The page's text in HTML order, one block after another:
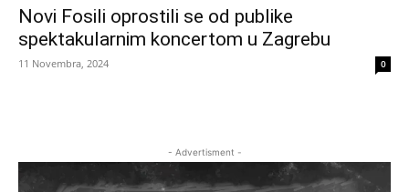
Novi Fosili oprostili se od publike
spektakularnim koncertom u Zagrebu
11 Novembra, 2024 0
- Advertisment -